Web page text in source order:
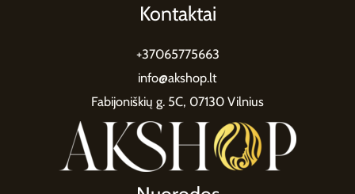
Kontaktai
+37065775663
info@akshop.lt
Fabijoniškių g. 5C, 07130 Vilnius